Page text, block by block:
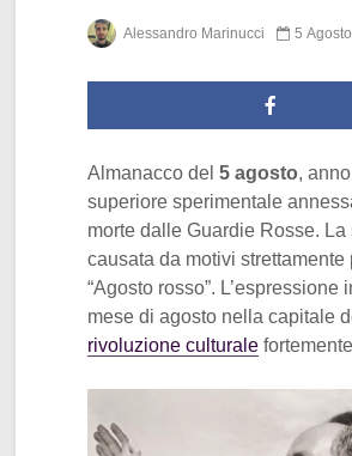
Alessandro Marinucci 5
Almanacco del 5 agosto,
superiore sperimentale
morte dalle Guardie Rosse.
causata da motivi
“Agosto rosso”.
mese di agosto nella capitale
rivoluzione culturale